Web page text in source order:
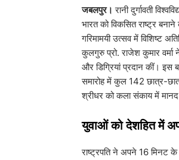
जबलपुर। रानी दुर्गावती
भारत को विकसित राष्ट्र
गरिमामयी उत्सव में विशिष्ट
कुलगुरु प्रो. राजेश कुमार वर्मा
और डिग्रियां प्रदान कीं। इस
समारोह में कुल 142 छात्र-
श्रीधर को कला संकाय में मानद
​युवाओं को देशहित में
​राष्ट्रपति ने अपने 16 मिनट के